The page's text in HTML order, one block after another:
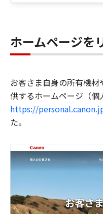
ホームページを
お客さま自身の所有機
供するホームページ（個
https://
た。